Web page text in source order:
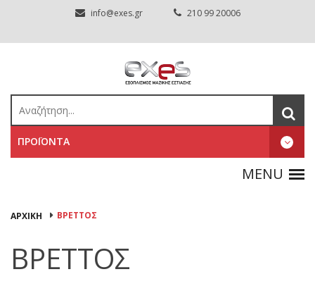
info@exes.gr 210 99 20006
ΠΡΟΪΟΝΤΑ
ΑΡΧΙΚΉ ΒΡΕΤΤΟΣ
ΒΡΕΤΤΟΣ